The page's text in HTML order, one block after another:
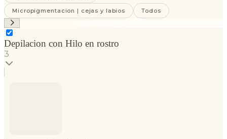
Micropigmentacion | cejas y labios Todos
Depilacion con Hilo en rostro
3